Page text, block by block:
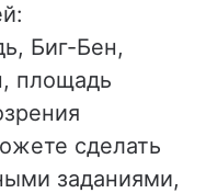
Биг-Бен,
площадь
сделать
заданиями,